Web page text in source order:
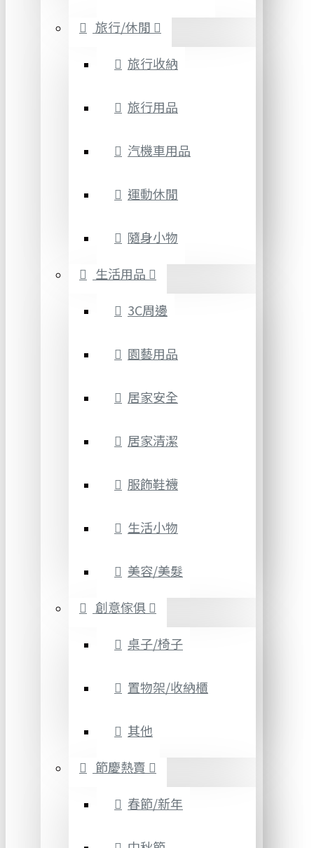
旅行/休閒
旅行收納
旅行用品
汽機車用品
運動休閒
隨身小物
生活用品
3C周邊
園藝用品
居家安全
居家清潔
服飾鞋襪
生活小物
美容/美髮
創意傢俱
桌子/椅子
置物架/收納櫃
其他
節慶熱賣
春節/新年